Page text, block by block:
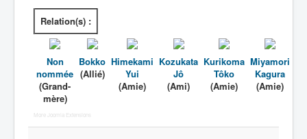
Relation(s) :
Non
nommée
(Grand-
mère)
Bokko
(Allié)
Himekami
Yui
(Amie)
Kozukata
Jô
(Ami)
Kurikoma
Tôko
(Amie)
Miyamori
Kagura
(Amie)
More Joomla Extensions